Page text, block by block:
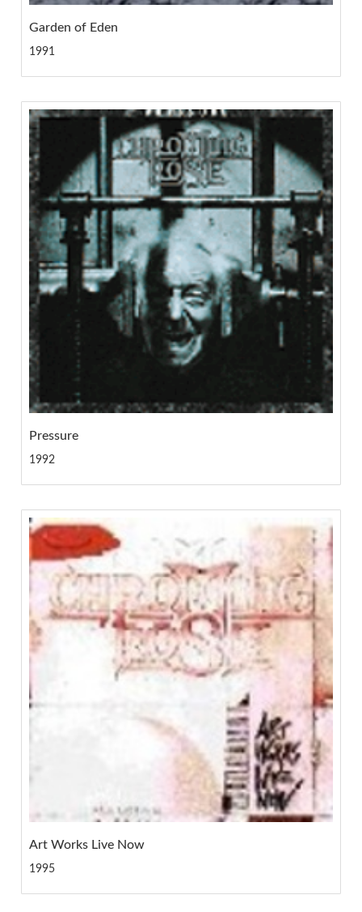
Garden of Eden
1991
Pressure
1992
Art Works Live Now
1995